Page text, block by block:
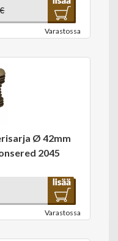
Varastossa
Ø 42mm
2045
Varastossa